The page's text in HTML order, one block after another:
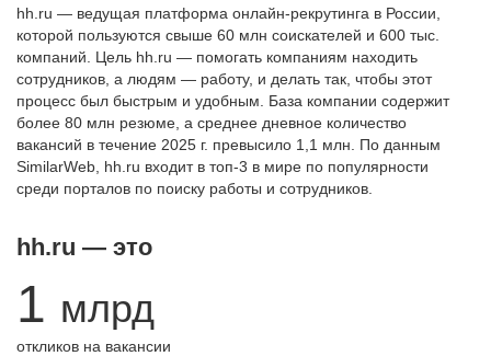
hh.ru — ведущая платформа онлайн-рекрутинга в России,
которой пользуются свыше 60 млн соискателей и 600 тыс.
компаний. Цель hh.ru — помогать компаниям находить
сотрудников, а людям — работу, и делать так, чтобы этот
процесс был быстрым и удобным. База компании содержит
более 80 млн резюме, а среднее дневное количество
вакансий в течение 2025 г. превысило 1,1 млн. По данным
SimilarWeb, hh.ru входит в топ-3 в мире по популярности
среди порталов по поиску работы и сотрудников.
hh.ru — это
1 млрд
откликов на вакансии